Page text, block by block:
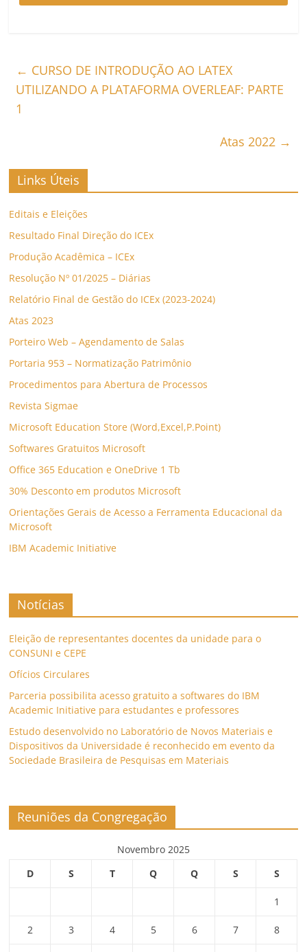
← CURSO DE INTRODUÇÃO AO LATEX
UTILIZANDO A PLATAFORMA OVERLEAF: PARTE
1
Atas 2022 →
Links Úteis
Editais e Eleições
Resultado Final Direção do ICEx
Produção Acadêmica – ICEx
Resolução Nº 01/2025 – Diárias
Relatório Final de Gestão do ICEx (2023-2024)
Atas 2023
Porteiro Web – Agendamento de Salas
Portaria 953 – Normatização Patrimônio
Procedimentos para Abertura de Processos
Revista Sigmae
Microsoft Education Store (Word,Excel,P.Point)
Softwares Gratuitos Microsoft
Office 365 Education e OneDrive 1 Tb
30% Desconto em produtos Microsoft
Orientações Gerais de Acesso a Ferramenta Educacional da
Microsoft
IBM Academic Initiative
Notícias
Eleição de representantes docentes da unidade para o
CONSUNI e CEPE
Ofícios Circulares
Parceria possibilita acesso gratuito a softwares do IBM
Academic Initiative para estudantes e professores
Estudo desenvolvido no Laboratório de Novos Materiais e
Dispositivos da Universidade é reconhecido em evento da
Sociedade Brasileira de Pesquisas em Materiais
Reuniões da Congregação
Novembro 2025
D
S T Q Q S S
1
2 3 4 5 6 7 8